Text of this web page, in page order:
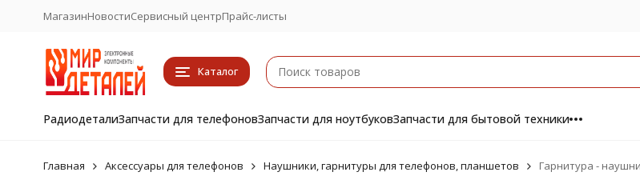
МагазинНовостиСервисный центрПрайс-листы
Каталог
РадиодеталиЗапчасти для телефоновЗапчасти для ноутбуковЗапчасти для бытовой техники
Главная Аксессуары для телефонов Наушники, гарнитуры для телефонов, планшетов Гарнитура -